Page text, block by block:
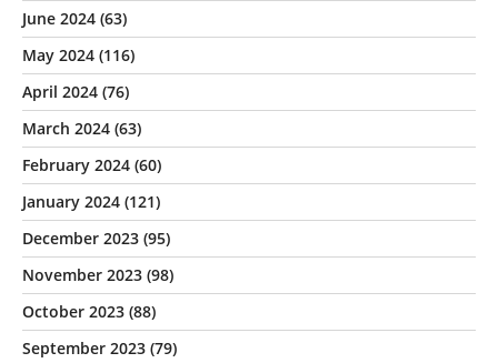
June 2024 (63)
May 2024 (116)
April 2024 (76)
March 2024 (63)
February 2024 (60)
January 2024 (121)
December 2023 (95)
November 2023 (98)
October 2023 (88)
September 2023 (79)